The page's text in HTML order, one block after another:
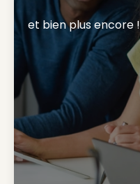
et bien plus encore !